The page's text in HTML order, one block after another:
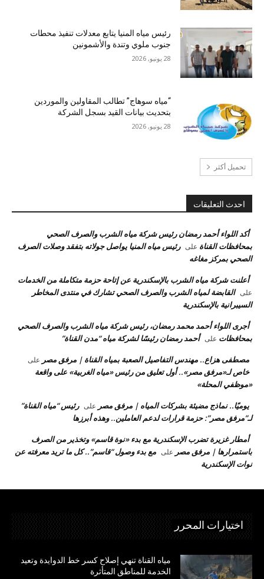
رئيس مياه المنيا يتابع معدلات تنفيذ محطات
جنوب ملوي وتندة والأشمونين
28 يونيو, 2026
“مياه سوهاج” تطالب المقاولين والموردين
بتحديث بيانات القيد بسجل الشركة
28 يونيو, 2026
تحميل أكثر
احدث التعليقات
أكد اللواء أحمد رمضان رئيس شركة مياه الشرب والصرف الصحي
بمحافظات القناة على رئيس مياه المنيا يواصل جولاته بتفقد وصلات الصرف
الصحي بمركز مغاغه
أعلنت شركة مياه الشرب بالإسكندرية عن إتاحة حزمة متكاملة من الخدمات
على القابضة لمياه الشرب والصرف الصحي تشارك في منتدى المخاطر
السيبرانية بالإسكندرية
أجرى اللواء أحمد محمد رمضان، رئيس شركة مياه الشرب والصرف الصحي
بمحافظات على أحمد رمضان رئيسًا لشركة مياه “مدن القناة”
مصطفى هزاع.. مهندس التفاصيل الصعبة بمياه القناة | مرفق مصر على
خاص لـ«مرفق مصر».. أول تعليق من رئيس «مياه الغربية» على واقعة
«موظفي المحلة»
يوميًا.. نماذج مضيئة بشركات المياه | مرفق مصر على رئيس “مياه القناة”
لـ”مرفق مصر”: حزمة قرارات لدعم العاملين.. وهذه أبرزها
أمطار غزيرة تضرب الإسكندرية مع بدء «نوة قاسم» وتخذير من الصرف
باستمرارها | مرفق مصر على مع بدء وصول “قاسم”.. كل ما تريد معرفته عن
نوات الإسكندرية
اختيارات المحرر
مياه القناة تنهي إصلاح كسر خط الدوايدة وتعيد
الخدمة للمناطق المتأثرة